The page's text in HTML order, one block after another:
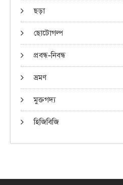
ছড়া
ছোটোগল্প
প্রবন্ধ-নিবন্ধ
ভ্রমণ
মুক্তগদ্য
হিজিবিজি